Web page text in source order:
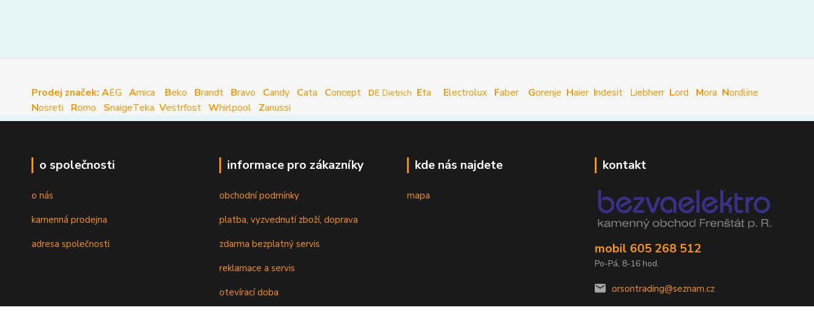
Prodej značek: AEG Amica Beko Brandt Bravo Candy Cata Concept DE Dietrich Eta Electrolux Faber Gorenje Haier Indesit Liebherr Lord Mora Nordline
Nosreti Romo SnaigeTeka Vestrfost Whirlpool Zanussi
o společnosti
o nás
kamenná prodejna
adresa společnosti
informace pro zákazníky
obchodní podmínky
platba, vyzvednutí zboží, doprava
zdarma bezplatný servis
reklamace a servis
otevírací doba
kde nás najdete
mapa
kontakt
mobil 605 268 512
Po-Pá, 8-16 hod.
orsontrading@seznam.cz